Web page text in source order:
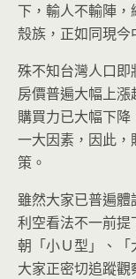
下，輸人不輸陣
殼族，正如同現今
殊不知台灣人口
房價普遍大幅上漲
購買力已大幅下
一大因素，因此
策。
雖然大家已普遍
利空看法不一前
朝「小Ｕ型」、
大家正密切追蹤